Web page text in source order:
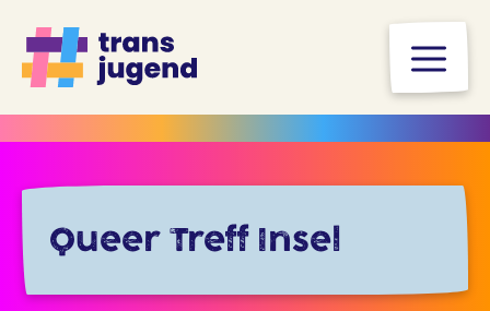
Inhalt
springen
Queer Treff Insel